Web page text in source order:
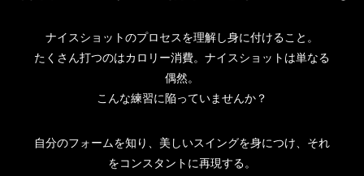
ナイスショットのプロセスを理解し身に付けること。
たくさん打つのはカロリー消費。ナイスショットは単なる
偶然。
こんな練習に陥っていませんか？
自分のフォームを知り、美しいスイングを身につけ、それ
をコンスタントに再現する。